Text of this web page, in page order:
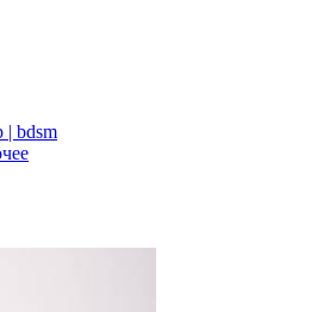
| bdsm